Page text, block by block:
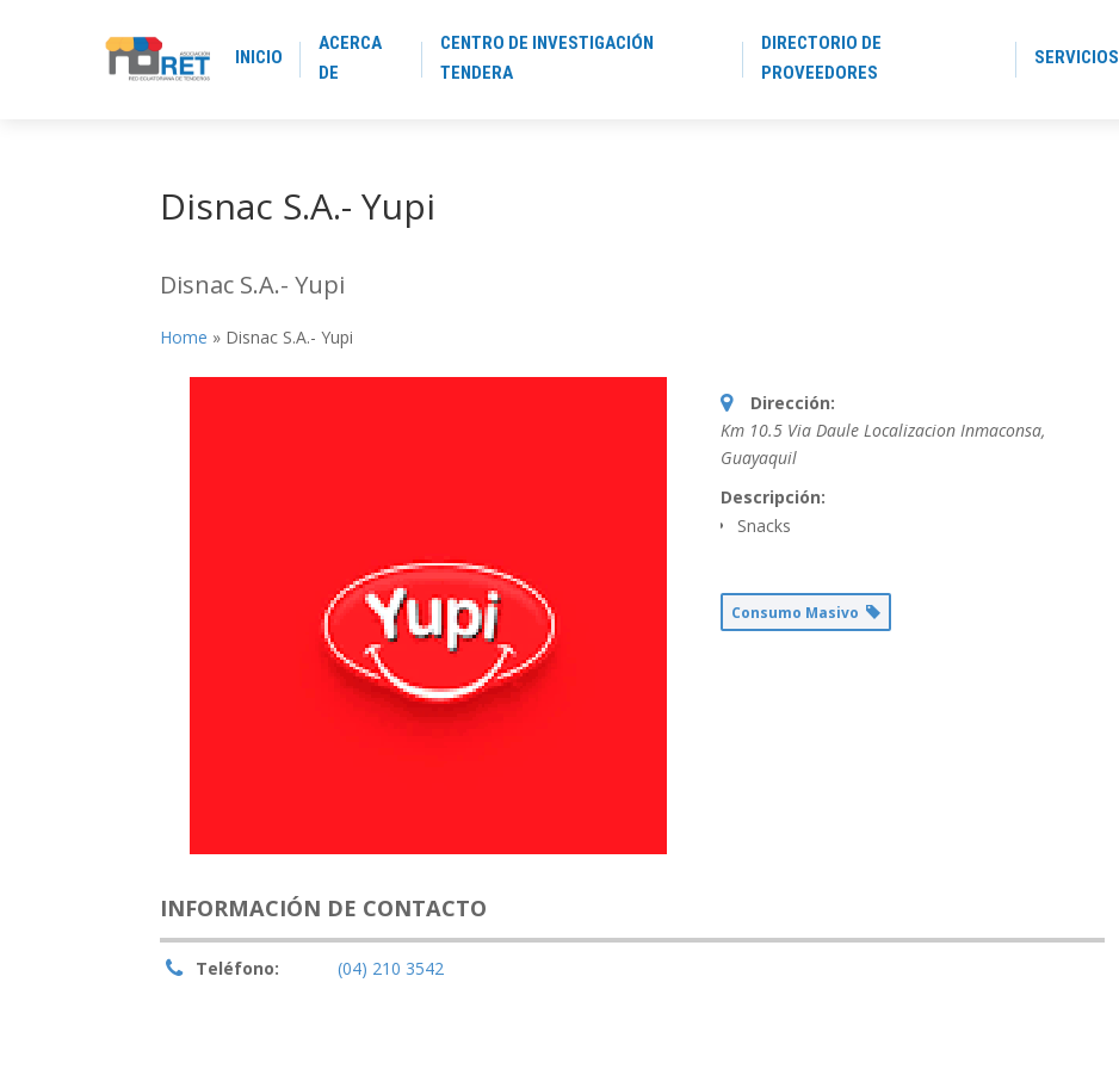
INICIO
ACERCA
DE
CENTRO DE INVESTIGACIÓN
TENDERA
DIRECTORIO DE
PROVEEDORES
SERVICIOS
Disnac S.A.- Yupi
Disnac S.A.- Yupi
Home » Disnac S.A.- Yupi
Dirección:
Km 10.5 Via Daule Localizacion Inmaconsa,
Guayaquil
Descripción:
Snacks
Consumo Masivo
INFORMACIÓN DE CONTACTO
Teléfono: (04) 210 3542